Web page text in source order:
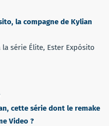
la compagne de Kylian
série Élite, Ester Expósito
cette série dont le remake
Video ?